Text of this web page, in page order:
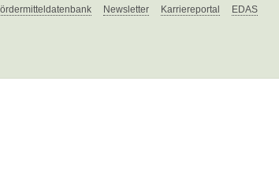
Newsletter Karriereportal EDAS